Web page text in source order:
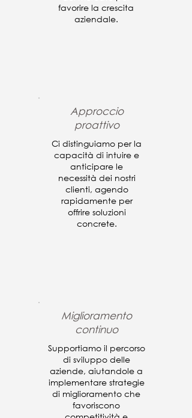
favorire la crescita
aziendale.
Approccio
proattivo
Ci distinguiamo per la
capacità di intuire e
anticipare le
necessità dei nostri
clienti, agendo
rapidamente per
offrire soluzioni
concrete.
Miglioramento
continuo
Supportiamo il percorso
di sviluppo delle
aziende, aiutandole a
implementare strategie
di miglioramento che
favoriscono